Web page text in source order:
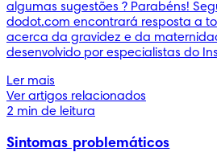
algumas sugestões ? Parabéns!
dodot.com encontrará resposta a
acerca da gravidez e da
desenvolvido por especialistas do
Ler mais
Ver artigos relacionados
2 min de leitura
Sintomas problemáticos